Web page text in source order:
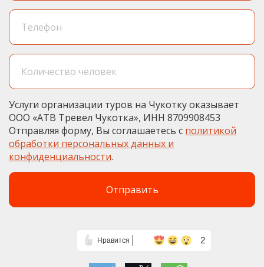
Услуги организации туров на Чукотку оказывает
ООО «АТВ Тревел Чукотка», ИНН 8709908453
Отправляя форму, Вы соглашаетесь с политикой
обработки персональных данных и
конфиденциальности.
Нравится 2